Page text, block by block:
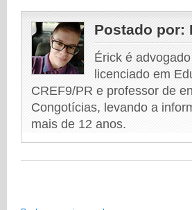
Postado por:
Érick é
licenciado em
CREF9/PR e professor de
Congotícias, levando a
mais de 12 anos.